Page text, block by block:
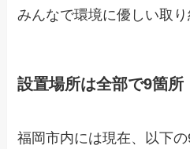
みんなで環境に優しい取り
設置場所は全部で9箇所
福岡市内には現在、以下